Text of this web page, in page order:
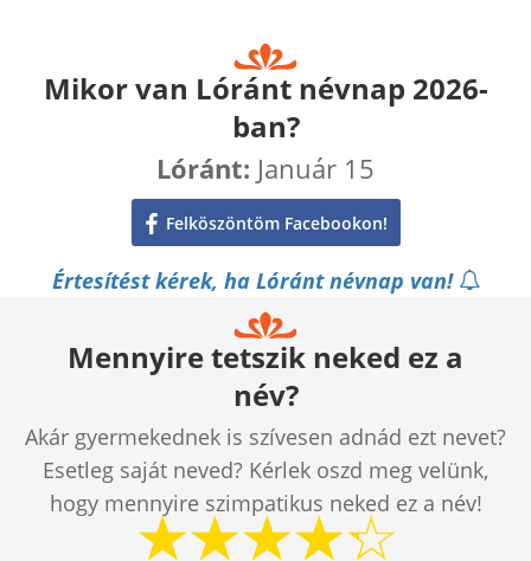
Mikor van Lóránt névnap 2026-
ban?
Lóránt: Január 15
Felköszöntöm Facebookon!
Értesítést kérek, ha Lóránt névnap van!
Mennyire tetszik neked ez a
név?
Akár gyermekednek is szívesen adnád ezt nevet?
Esetleg saját neved? Kérlek oszd meg velünk,
hogy mennyire szimpatikus neked ez a név!